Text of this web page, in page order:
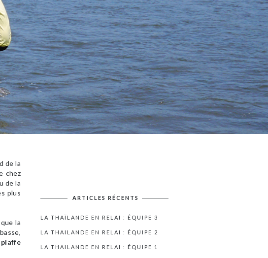
de la
chez
de la
plus
la
piaffe
ARTICLES RÉCENTS
LA THAÏLANDE EN RELAI : ÉQUIPE 3
LA THAILANDE EN RELAI : ÉQUIPE 2
LA THAILANDE EN RELAI : ÉQUIPE 1